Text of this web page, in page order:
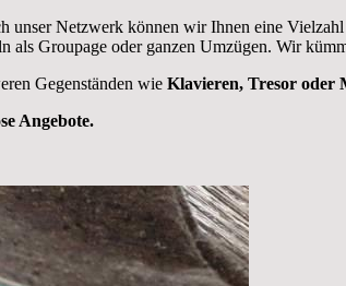
unser Netzwerk können wir Ihnen eine
als Groupage oder ganzen Umzügen. Wir
Gegenständen wie Klavieren, Tresor oder
Angebote.